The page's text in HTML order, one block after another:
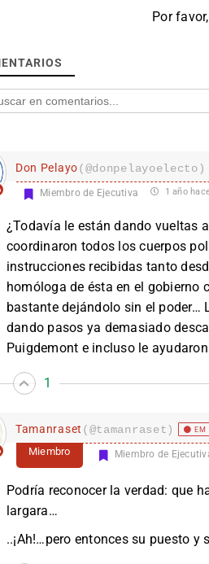
Por
Don Pelayo(@donpelayoelecto)
Miembro de Ejecutiva 1 año
¿Todavía le están dando vueltas
coordinaron todos los cuerpos
instrucciones recibidas tanto
homóloga de ésta en el gobierno
bastante dejándolo sin el poder…
dando pasos ya demasiado
Puigdemont e incluso le
1
Tamanraset (@tamanraset) EM
Miembro Miembro de
Podría reconocer la verdad: que
largara…
..¡Ah!…pero entonces su puesto y